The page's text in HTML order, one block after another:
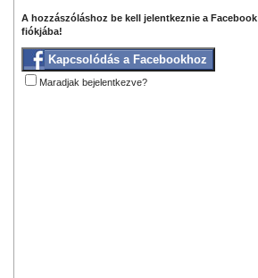
A hozzászóláshoz be kell jelentkeznie a Facebook
fiókjába!
Kapcsolódás a Facebookhoz
Maradjak bejelentkezve?